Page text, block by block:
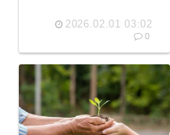
2026.02.01 03:02
0